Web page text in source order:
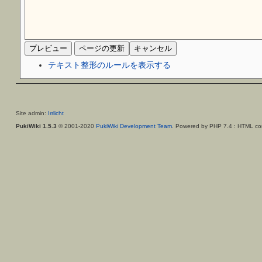
テキスト整形のルールを表示する
Site admin: Irrlicht
PukiWiki 1.5.3 © 2001-2020 PukiWiki Development Team. Powered by PHP 7.4 : HTML